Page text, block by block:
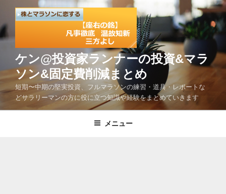
テ
ン
ス
キ
ケン@投資家ランナーの投資&マラ
ソン&固定費削減まとめ
短期〜中期の堅実投資、フルマラソンの練習・道具・レポートな
どサラリーマンの方に役に立つ知識や経験をまとめていきます
メニュー